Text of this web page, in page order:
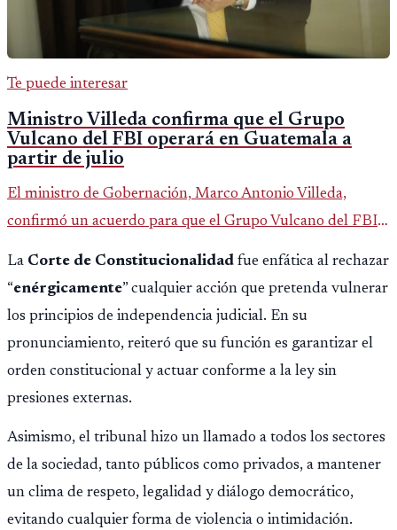
Te puede interesar
Ministro Villeda confirma que el Grupo
Vulcano del FBI operará en Guatemala a
partir de julio
El ministro de Gobernación, Marco Antonio Villeda,
confirmó un acuerdo para que el Grupo Vulcano del FBI
La Corte de Constitucionalidad fue enfática al rechazar
“enérgicamente” cualquier acción que pretenda vulnerar
los principios de independencia judicial. En su
pronunciamiento, reiteró que su función es garantizar el
orden constitucional y actuar conforme a la ley sin
presiones externas.
Asimismo, el tribunal hizo un llamado a todos los sectores
de la sociedad, tanto públicos como privados, a mantener
un clima de respeto, legalidad y diálogo democrático,
evitando cualquier forma de violencia o intimidación.